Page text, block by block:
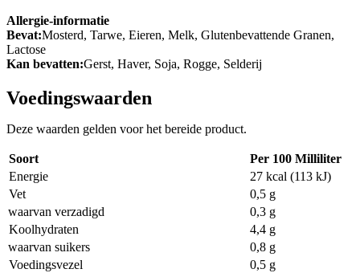
Allergie-informatie
Bevat:Mosterd, Tarwe, Eieren, Melk, Glutenbevattende Granen,
Lactose
Kan bevatten:Gerst, Haver, Soja, Rogge, Selderij
Voedingswaarden
Deze waarden gelden voor het bereide product.
Soort
Per 100 Milliliter
Energie
27 kcal (113 kJ)
Vet
0,5 g
waarvan verzadigd
0,3 g
Koolhydraten
4,4 g
waarvan suikers
0,8 g
Voedingsvezel
0,5 g